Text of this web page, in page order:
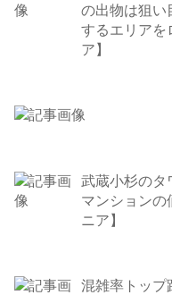
の出物は狙い
するエリアを
ア】
武蔵小杉のタ
マンションの
ニア】
混雑率トップ